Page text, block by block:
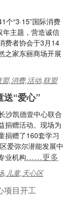
“3·15”国际消费
年主题，营造诚信
费者协会于3月14
之家东丽商场开展
,消费,活动,联盟
“爱心”
沙凯德壹中心联合
捐赠活动。现场为
捐赠了160套学习
爱弥尔潜能发展中
业机构……更多
,儿童,天心区